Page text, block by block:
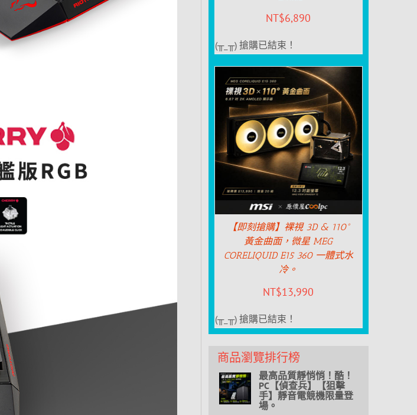
NT$6,890
(╥_╥) 搶購已結束！
【即刻搶購】裸視 3D & 110°
黃金曲面，微星 MEG
CORELIQUID E15 360 一體式水
冷。
NT$13,990
(╥_╥) 搶購已結束！
商品瀏覽排行榜
最高品質靜悄悄！酷！
PC【偵查兵】【狙擊
手】靜音電競機限量登
場。